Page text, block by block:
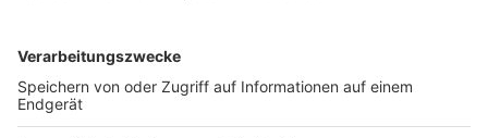
TOP-VEREINE